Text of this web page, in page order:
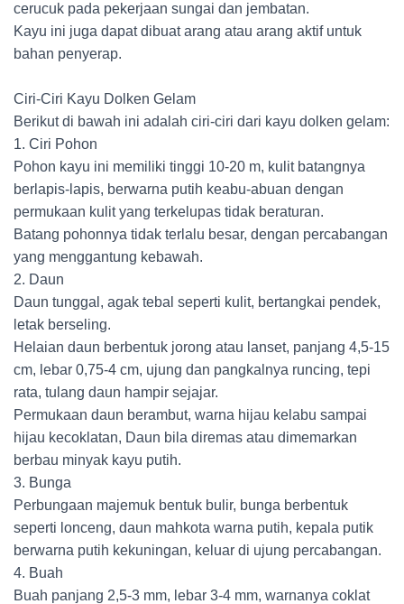
cerucuk pada pekerjaan sungai dan jembatan.
Kayu ini juga dapat dibuat arang atau arang aktif untuk
bahan penyerap.
Ciri-Ciri Kayu Dolken Gelam
Berikut di bawah ini adalah ciri-ciri dari kayu dolken gelam:
1. Ciri Pohon
Pohon kayu ini memiliki tinggi 10-20 m, kulit batangnya
berlapis-lapis, berwarna putih keabu-abuan dengan
permukaan kulit yang terkelupas tidak beraturan.
Batang pohonnya tidak terlalu besar, dengan percabangan
yang menggantung kebawah.
2. Daun
Daun tunggal, agak tebal seperti kulit, bertangkai pendek,
letak berseling.
Helaian daun berbentuk jorong atau lanset, panjang 4,5-15
cm, lebar 0,75-4 cm, ujung dan pangkalnya runcing, tepi
rata, tulang daun hampir sejajar.
Permukaan daun berambut, warna hijau kelabu sampai
hijau kecoklatan, Daun bila diremas atau dimemarkan
berbau minyak kayu putih.
3. Bunga
Perbungaan majemuk bentuk bulir, bunga berbentuk
seperti lonceng, daun mahkota warna putih, kepala putik
berwarna putih kekuningan, keluar di ujung percabangan.
4. Buah
Buah panjang 2,5-3 mm, lebar 3-4 mm, warnanya coklat